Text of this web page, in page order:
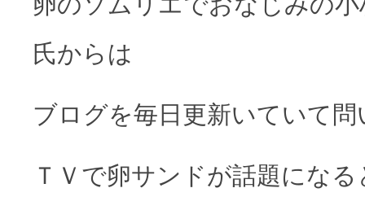
氏からは
ブログを毎日更新いていて
ＴＶで卵サンドが話題にな